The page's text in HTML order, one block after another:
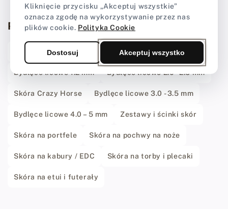
Powiązane kategorie
Skóry egzotyczne - skóra z krokodyla
Bydlęce licowe 1.2 mm Bydlęce licowe 2.0 - 2.5 mm
Skóra Crazy Horse Bydlęce licowe 3.0 - 3.5 mm
Bydlęce licowe 4.0 – 5 mm Zestawy i ścinki skór
Skóra na portfele Skóra na pochwy na noże
Skóra na kabury / EDC Skóra na torby i plecaki
Skóra na etui i futerały
Kliknięcie przycisku „Akceptuj wszystkie”
oznacza zgodę na wykorzystywanie przez nas
plików cookie. Polityka Cookie
Dostosuj Akceptuj wszystko